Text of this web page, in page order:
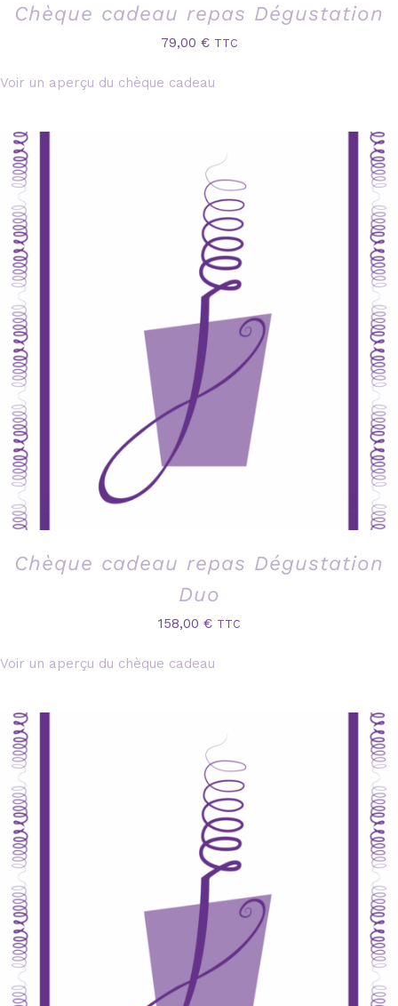
Chèque cadeau repas Dégustation
79,00 € TTC
Voir un aperçu du chèque cadeau
Chèque cadeau repas Dégustation
Duo
158,00 € TTC
Voir un aperçu du chèque cadeau